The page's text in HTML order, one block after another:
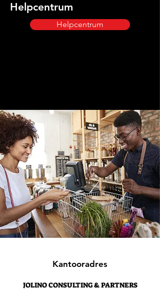
Helpcentrum
Helpcentrum
Kantooradres
JOLINO CONSULTING & PARTNERS